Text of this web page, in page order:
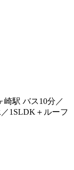
崎駅 バス10分／
1SLDK＋ルーフ